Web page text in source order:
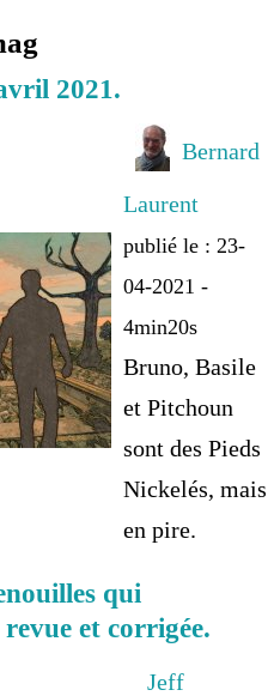
2021.
Bernard
Laurent
publié le : 23-
04-2021 -
4min20s
Bruno, Basile
et Pitchoun
sont des Pieds
Nickelés, mais
en pire.
qui
et corrigée.
Jeff